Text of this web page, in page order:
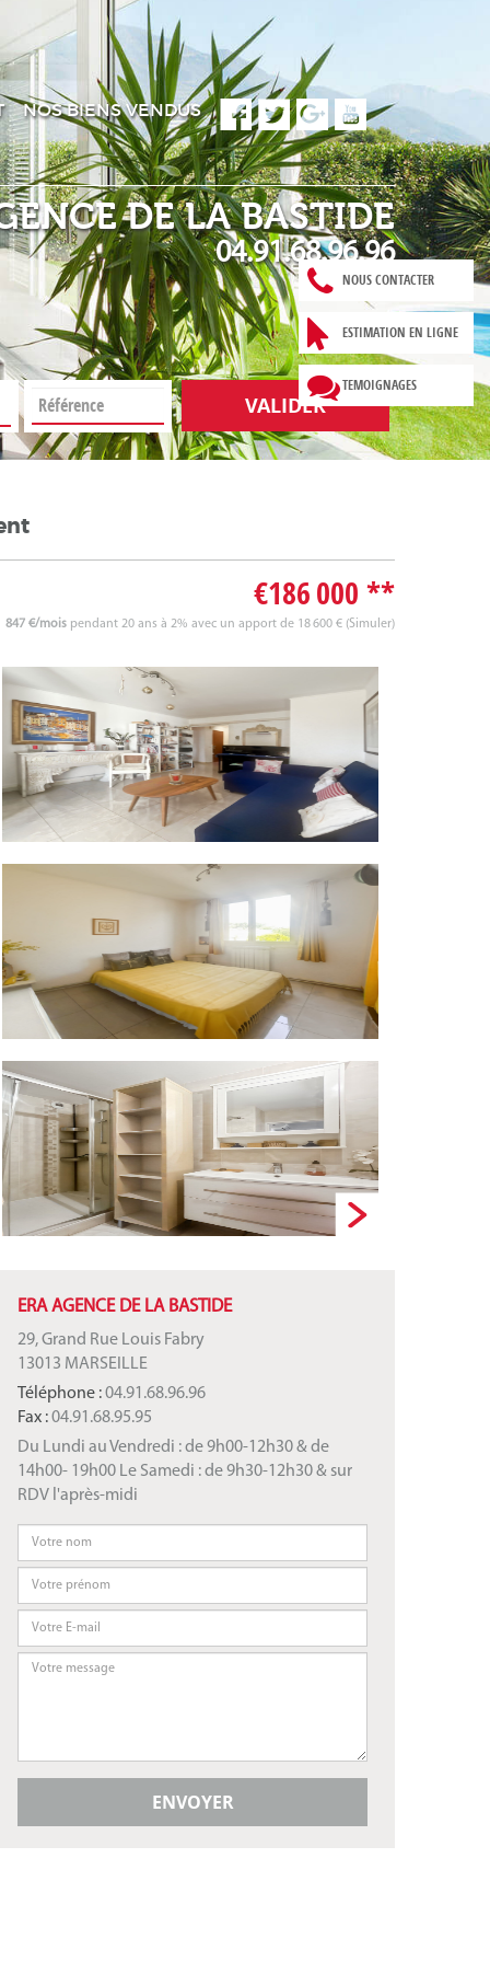
NOUS CONTACTER
ESTIMATION EN LIGNE
TEMOIGNAGES
NOS BIENS VENDUS
DE LA BASTIDE
04.91.68.96.96
VALIDER
€186 000 **
847 €/mois pendant 20 ans à 2% avec un apport de 18 600 € (Simuler)
ERA AGENCE DE LA BASTIDE
29, Grand Rue Louis Fabry
13013 MARSEILLE
Téléphone :04.91.68.96.96
Fax :04.91.68.95.95
Du Lundi au Vendredi : de 9h00-12h30 & de
14h00- 19h00 Le Samedi : de 9h30-12h30 & sur
RDV l'après-midi